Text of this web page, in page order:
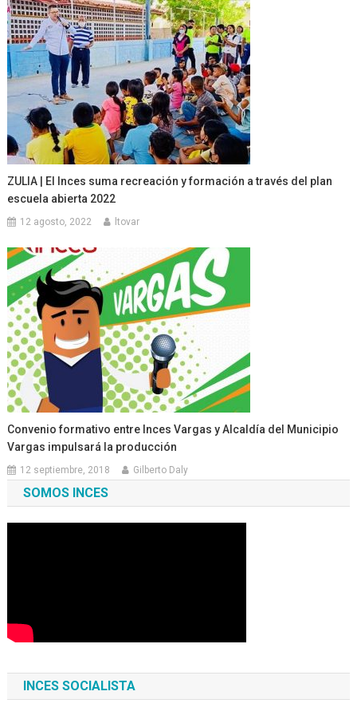
ZULIA | El Inces suma recreación y formación a través del plan
escuela abierta 2022
12 agosto, 2022 ltovar
Convenio formativo entre Inces Vargas y Alcaldía del Municipio
Vargas impulsará la producción
12 septiembre, 2018 Gilberto Daly
SOMOS INCES
INCES SOCIALISTA